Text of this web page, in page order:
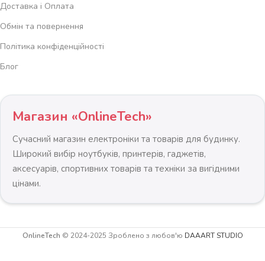
Доставка і Оплата
Обмін та повернення
Політика конфіденційності
Блог
Магазин «OnlineTech»
Сучасний магазин електроніки та товарів для будинку.
Широкий вибір ноутбуків, принтерів, гаджетів,
аксесуарів, спортивних товарів та техніки за вигідними
цінами.
OnlineTech © 2024-2025 Зроблено з любов'ю DAAART STUDIO
Складаний